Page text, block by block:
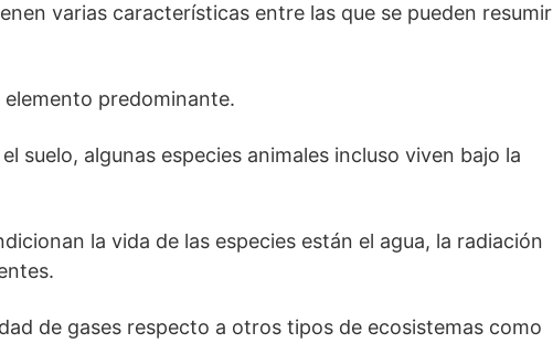
varias características entre las que se pueden resumir
predominante.
suelo, algunas especies animales incluso viven bajo la
la vida de las especies están el agua, la radiación
de gases respecto a otros tipos de ecosistemas como